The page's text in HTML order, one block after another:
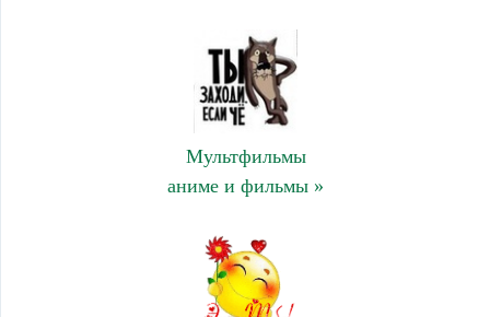
Мультфильмы
аниме и фильмы »